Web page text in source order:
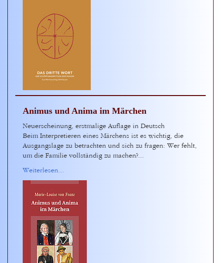
Animus und Anima im Märchen
Neuerscheinung, erstmalige Auflage in Deutsch
Beim Interpretieren eines Märchens ist es wichtig, die
Ausgangslage zu betrachten und sich zu fragen: Wer fehlt,
um die Familie vollständig zu machen?...
Weiterlesen...